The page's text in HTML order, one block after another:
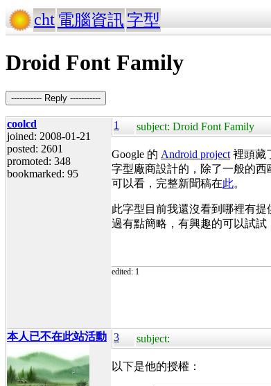
cht 電腦資訊字型
Droid Font Family
----------- Reply -----------
coolcd
joined: 2008-01-21
posted: 2601
promoted: 348
bookmarked: 95
1 subject: Droid Font Family
Google 的 Android project 裡頭藏
字型廠商設計的，除了一般的西
可以看，完整新聞稿在此。
此字型目前我還沒看到哪裡有
過有點簡略，有興趣的可以試試
edited: 1
本人已不在此站活動 3 subject:
以下是他的授權：